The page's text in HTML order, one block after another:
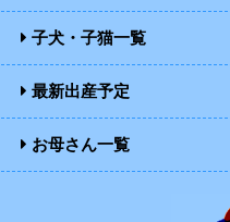
子犬・子猫一覧
最新出産予定
お母さん一覧